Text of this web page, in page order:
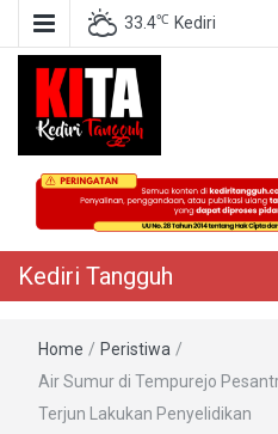
33.4℃ Kediri
Kediri
Berita Akurat Terpercaya
Kediri Tangguh
Home / Peristiwa /
Air Sumur di Tempurejo
Terjun Lakukan Penyelidikan